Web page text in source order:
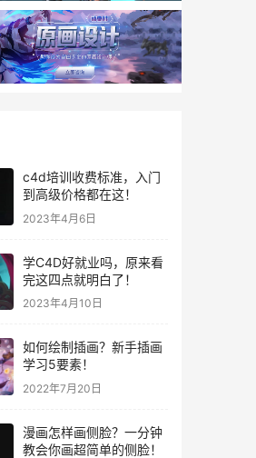
c4d培训收费标准，入门
到高级价格都在这！
2023年4月6日
学C4D好就业吗，原来看
完这四点就明白了！
2023年4月10日
如何绘制插画？新手插画
学习5要素！
2022年7月20日
漫画怎样画侧脸？一分钟
教会你画超简单的侧脸！